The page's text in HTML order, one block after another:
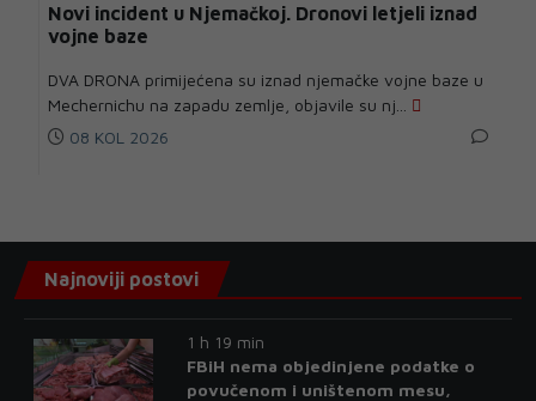
Novi incident u Njemačkoj. Dronovi letjeli iznad
vojne baze
DVA DRONA primijećena su iznad njemačke vojne baze u
Mechernichu na zapadu zemlje, objavile su nj...
08 KOL 2026
Najnoviji postovi
1 h 19 min
FBiH nema objedinjene podatke o
povučenom i uništenom mesu,